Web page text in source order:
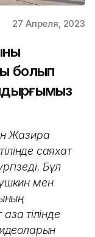
27 Апреля, 2023
болып
Жазира
саяхат
Бұл
мен
тілінде